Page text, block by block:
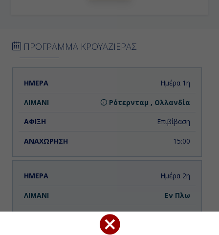
ΠΡΟΓΡΑΜΜΑ ΚΡΟΥΑΖΙΕΡΑΣ
ΗΜΕΡΑ ΑΝΑΧΩΡΗΣΗ
Ημέρα 1η
Ρότερνταμ , Ολλανδία
Επιβίβαση
15:00
Ημέρα 2η
Εν Πλω
-